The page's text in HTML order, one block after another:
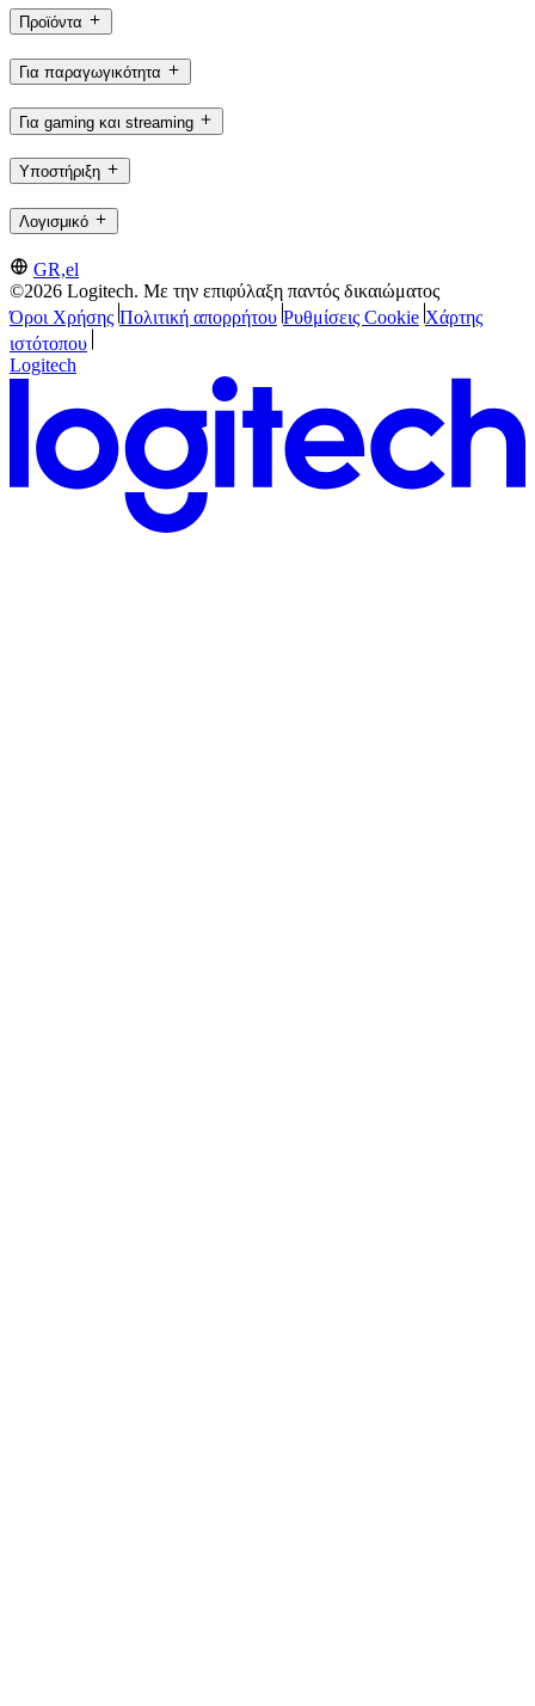
Προϊόντα
Για παραγωγικότητα
Για gaming και streaming
Υποστήριξη
Λογισμικό
GR,el
©2026 Logitech. Με την επιφύλαξη παντός δικαιώματος
Όροι Χρήσης Πολιτική απορρήτου Ρυθμίσεις Cookie Χάρτης
ιστότοπου
Logitech